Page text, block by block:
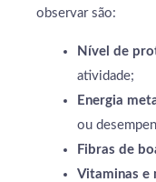
observar são:
Nível de
atividade;
Energia
ou
Fibras de
Vitaminas e